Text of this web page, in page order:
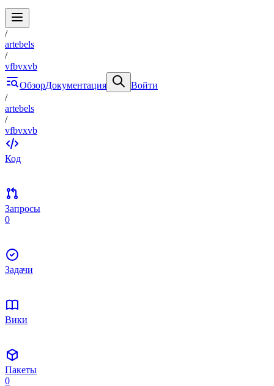
/
artebels
/
vfbvxvb
ОбзорДокументация
Войти
/
artebels
/
vfbvxvb
Код
Запросы
0
Задачи
Вики
Пакеты
0